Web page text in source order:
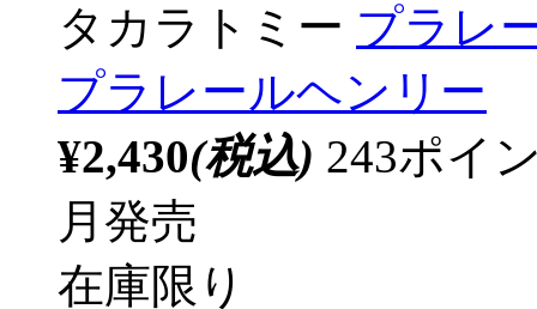
タカラトミー プラレ
プラレールヘンリー
¥2,430(税込) 243ポイ
月発売
在庫限り